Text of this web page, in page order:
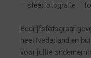
– sfeerfotografie –
Bedrijfsfotograaf
heel Nederland en
voor jullie